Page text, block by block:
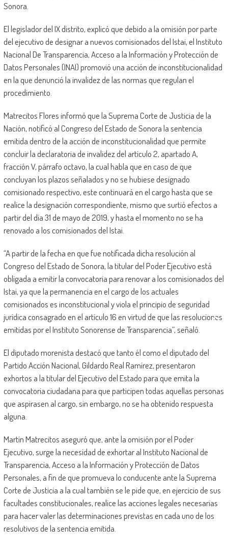
Sonora.
El legislador del IX distrito, explicó que debido a la omisión por parte
del ejecutivo de designar a nuevos comisionados del Istai, el Instituto
Nacional De Transparencia, Acceso a la Información y Protección de
Datos Personales (INAI) promovió una acción de inconstitucionalidad
en la que denunció la invalidez de las normas que regulan el
procedimiento.
Matrecitos Flores informó que la Suprema Corte de Justicia de la
Nación, notificó al Congreso del Estado de Sonora la sentencia
emitida dentro de la acción de inconstitucionalidad que permite
concluir la declaratoria de invalidez del artículo 2, apartado A,
fracción V, párrafo octavo, la cual habla que en caso de que
concluyan los plazos señalados y no se hubiese designado
comisionado respectivo, este continuará en el cargo hasta que se
realice la designación correspondiente, mismo que surtió efectos a
partir del día 31 de mayo de 2019, y hasta el momento no se ha
renovado a los comisionados del Istai.
“A partir de la fecha en que fue notificada dicha resolución al
Congreso del Estado de Sonora, la titular del Poder Ejecutivo está
obligada a emitir la convocatoria para renovar a los comisionados del
Istai, ya que la permanencia en el cargo de los actuales
comisionados es inconstitucional y viola el principio de seguridad
jurídica consagrado en el artículo 16 en virtud de que las resoluciones
emitidas por el Instituto Sonorense de Transparencia”, señaló.
El diputado morenista destacó que tanto él como el diputado del
Partido Acción Nacional, Gildardo Real Ramírez, presentaron
exhortos a la titular del Ejecutivo del Estado para que emita la
convocatoria ciudadana para que participen todas aquellas personas
que aspirasen al cargo, sin embargo, no se ha obtenido respuesta
alguna.
Martín Matrecitos aseguró que, ante la omisión por el Poder
Ejecutivo, surge la necesidad de exhortar al Instituto Nacional de
Transparencia, Acceso a la Información y Protección de Datos
Personales, a fin de que promueva lo conducente ante la Suprema
Corte de Justicia a la cual también se le pide que, en ejercicio de sus
facultades constitucionales, realice las acciones legales necesarias
para hacer valer las determinaciones previstas en cada uno de los
resolutivos de la sentencia emitida.